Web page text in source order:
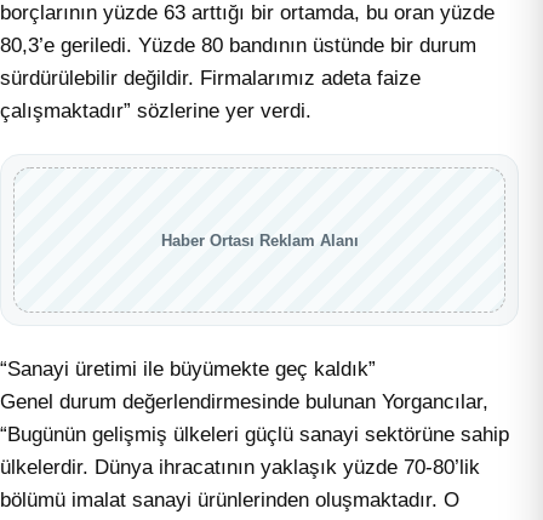
borçlarının yüzde 63 arttığı bir ortamda, bu oran yüzde
80,3’e geriledi. Yüzde 80 bandının üstünde bir durum
sürdürülebilir değildir. Firmalarımız adeta faize
çalışmaktadır” sözlerine yer verdi.
Haber Ortası Reklam Alanı
“Sanayi üretimi ile büyümekte geç kaldık”
Genel durum değerlendirmesinde bulunan Yorgancılar,
“Bugünün gelişmiş ülkeleri güçlü sanayi sektörüne sahip
ülkelerdir. Dünya ihracatının yaklaşık yüzde 70-80’lik
bölümü imalat sanayi ürünlerinden oluşmaktadır. O